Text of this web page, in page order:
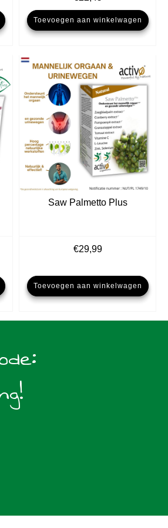
prijs
was:
€24,99.
prijs
is:
€22,49.
Toevoegen aan winkelwagen
Saw Palmetto Plus
€29,99
Toevoegen aan winkelwagen